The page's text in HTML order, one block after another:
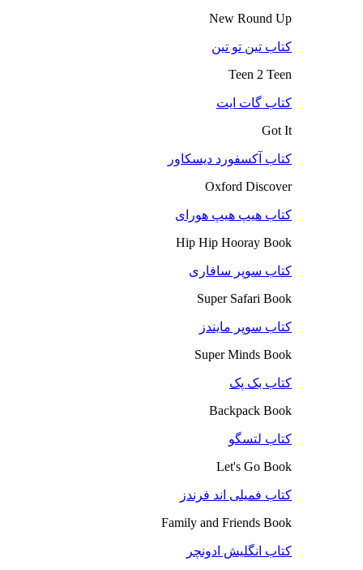
New Round Up
کتاب تین تو تین
Teen 2 Teen
کتاب گات ایت
Got It
کتاب آکسفورد دیسکاور
Oxford Discover
کتاب هیپ هیپ هورای
Hip Hip Hooray Book
کتاب سوپر سافاری
Super Safari Book
کتاب سوپر مایندز
Super Minds Book
کتاب بک پک
Backpack Book
کتاب لتسگو
Let's Go Book
کتاب فمیلی اند فرندز
Family and Friends Book
کتاب انگلیش ادونچر